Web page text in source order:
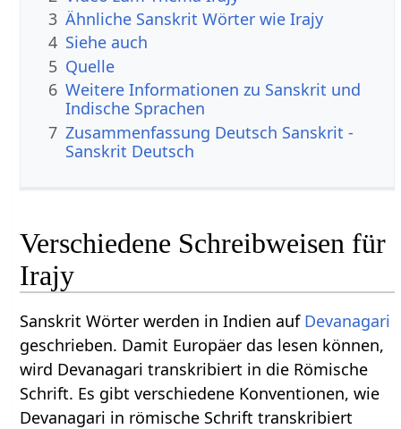
3 Ähnliche Sanskrit Wörter wie Irajy
4 Siehe auch
5 Quelle
6 Weitere Informationen zu Sanskrit und
Indische Sprachen
7 Zusammenfassung Deutsch Sanskrit -
Sanskrit Deutsch
Verschiedene Schreibweisen für
Irajy
Sanskrit Wörter werden in Indien auf Devanagari
geschrieben. Damit Europäer das lesen können,
wird Devanagari transkribiert in die Römische
Schrift. Es gibt verschiedene Konventionen, wie
Devanagari in römische Schrift transkribiert